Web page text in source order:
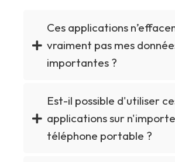
Ces applications
vraiment pas mes
importantes ?
Est-il possible d'utiliser
applications sur
téléphone portable ?